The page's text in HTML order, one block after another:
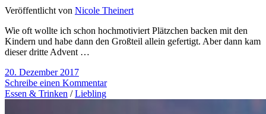
Veröffentlicht von Nicole Theinert
Wie oft wollte ich schon hochmotiviert Plätzchen backen mit den
Kindern und habe dann den Großteil allein gefertigt. Aber dann kam
dieser dritte Advent …
20. Dezember 2017
Schreibe einen Kommentar
Essen & Trinken /Liebling